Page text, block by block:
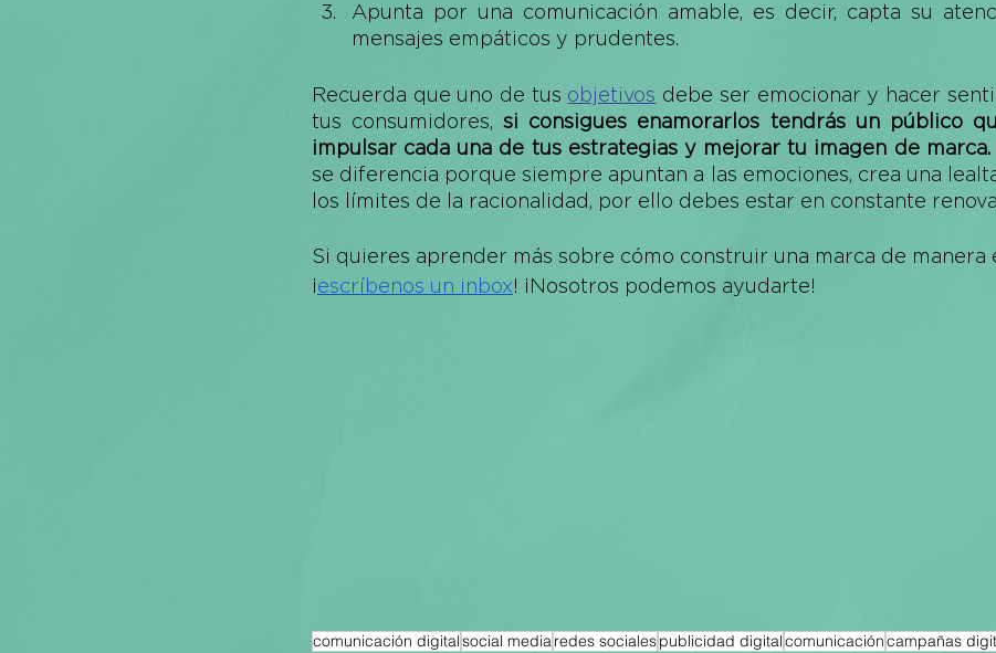
Apunta por una comunicación amable, es decir, capta su
mensajes empáticos y prudentes.
Recuerda que uno de tus objetivos debe ser emocionar y hacer
tus consumidores, si consigues enamorarlos tendrás un público
impulsar cada una de tus estrategias y mejorar tu imagen de marca.
se diferencia porque siempre apuntan a las emociones, crea una
los límites de la racionalidad, por ello debes estar en constante
Si quieres aprender más sobre cómo construir una marca de manera
¡escríbenos un inbox! ¡Nosotros podemos ayudarte!
comunicación digitalsocial mediaredes socialespublicidad digitalcomunicacióncampañas